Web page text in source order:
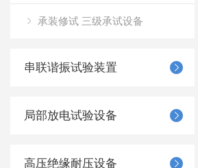
承装修试 三级承试设备
串联谐振试验装置
局部放电试验设备
高压绝缘耐压设备